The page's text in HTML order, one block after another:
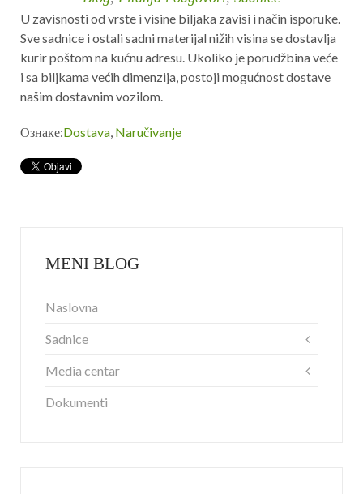
U zavisnosti od vrste i visine biljaka zavisi i način isporuke.
Sve sadnice i ostali sadni materijal nižih visina se dostavlja
kurir poštom na kućnu adresu. Ukoliko je porudžbina veće
i sa biljkama većih dimenzija, postoji mogućnost dostave
našim dostavnim vozilom.
Ознаке:Dostava, Naručivanje
MENI BLOG
Naslovna
Sadnice
Media centar
Dokumenti